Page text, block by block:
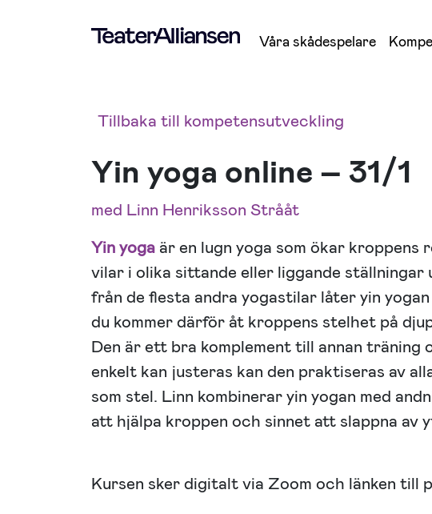
Våra skådespelare
Tillbaka till kompetensutveckling
Yin yoga online – 31/1
med Linn Henriksson Strååt
Yin yoga är en lugn yoga som ökar kroppens
vilar i olika sittande eller liggande ställningar
från de flesta andra yogastilar låter yin
du kommer därför åt kroppens stelhet på
Den är ett bra komplement till annan
enkelt kan justeras kan den praktiseras av
som stel. Linn kombinerar yin yogan med
att hjälpa kroppen och sinnet att slappna av
Kursen sker digitalt via Zoom och länken till